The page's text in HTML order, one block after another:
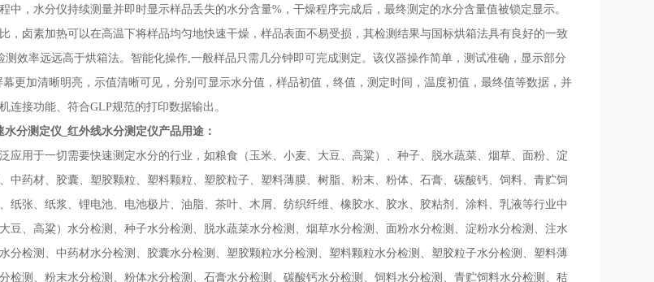
中，水分仪持续测量并即时显示样品丢失的水分含量%，干燥程序完成后，最终测定的水分含量值被锁定显示。
，卤素加热可以在高温下将样品均匀地快速干燥，样品表面不易受损，其检测结果与国标烘箱法具有良好的一致
测效率远远高于烘箱法。智能化操作,一般样品只需几分钟即可完成测定。该仪器操作简单，测试准确，显示部分
更加清晰明亮，示值清晰可见，分别可显示水分值，样品初值，终值，测定时间，温度初值，最终值等数据，并
连接功能、符合GLP规范的打印数据输出。
水分测定仪_红外线水分测定仪产品用途：
应用于一切需要快速测定水分的行业，如粮食（玉米、小麦、大豆、高粱）、种子、脱水蔬菜、烟草、面粉、淀
中药材、胶囊、塑胶颗粒、塑料颗粒、塑胶粒子、塑料薄膜、树脂、粉末、粉体、石膏、碳酸钙、饲料、青贮饲
纸张、纸浆、锂电池、电池极片、油脂、茶叶、木屑、纺织纤维、橡胶水、胶水、胶粘剂、涂料、乳液等行业中
豆、高粱）水分检测、种子水分检测、脱水蔬菜水分检测、烟草水分检测、面粉水分检测、淀粉水分检测、注水
分检测、中药材水分检测、胶囊水分检测、塑胶颗粒水分检测、塑料颗粒水分检测、塑胶粒子水分检测、塑料薄
检测、粉末水分检测、粉体水分检测、石膏水分检测、碳酸钙水分检测、饲料水分检测、青贮饲料水分检测、秸